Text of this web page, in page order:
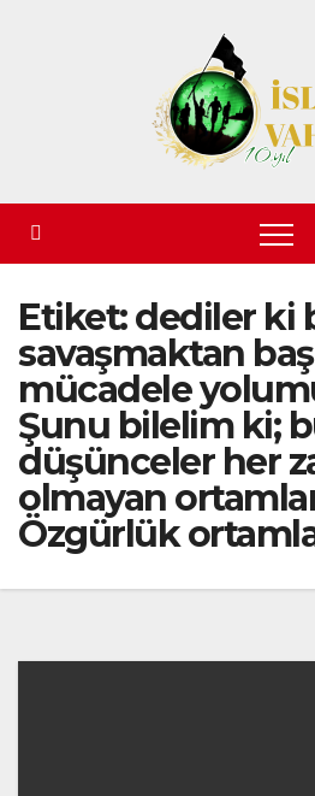
Etiket:dediler ki
savaşmaktan
mücadele
Şunu bilelim ki;
düşünceler her
olmayan
Özgürlük